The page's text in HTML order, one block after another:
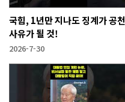
국힘, 1년만 지나도 징계가 공천
사유가 될 것!
2026-7-30